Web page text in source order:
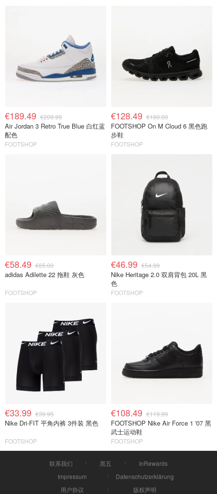
€189.49 €209.99
Air Jordan 3 Retro True Blue 白红蓝
配色
FOOTSHOP
€128.49 €160.00
FOOTSHOP On M Cloud 6 黑色跑
步鞋
FOOTSHOP
€58.49 €65.00
adidas Adilette 22 拖鞋 灰色
FOOTSHOP
€46.99 €54.99
Nike Heritage 2.0 双肩背包 20L 黑
色
FOOTSHOP
€33.99 €39.95
Nike Dri-FIT 平角内裤 3件装 黑色
FOOTSHOP
€108.49 €119.99
FOOTSHOP Nike Air Force 1 '07 黑
武士运动鞋
FOOTSHOP
联系我们 黑五
InRewards
Impressum
Datenschutzerklärung
用户协议
版权声明